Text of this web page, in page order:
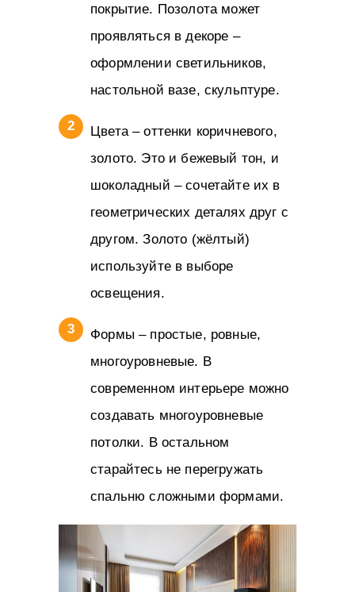
покрытие. Позолота может
проявляться в декоре –
оформлении светильников,
настольной вазе, скульптуре.
Цвета – оттенки коричневого,
золото. Это и бежевый тон, и
шоколадный – сочетайте их в
геометрических деталях друг с
другом. Золото (жёлтый)
используйте в выборе
освещения.
Формы – простые, ровные,
многоуровневые. В
современном интерьере можно
создавать многоуровневые
потолки. В остальном
старайтесь не перегружать
спальню сложными формами.